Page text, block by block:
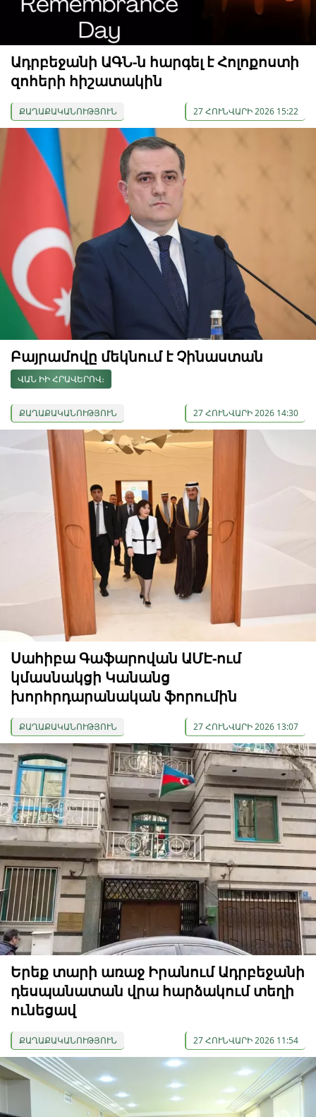
Ադրբեջանի ԱԳՆ-ն հարգել է Հոլոքոստի
զոհերի հիշատակին
ՔԱՂԱՔԱԿԱՆՈՒԹՅՈՒՆ 27 ՀՈՒՆՎԱՐԻ 2026 15:22
Բայրամովը մեկնում է Չինաստան
ՎԱՆ ԻԻ ՀՐԱՎԵՐՈՎ։
ՔԱՂԱՔԱԿԱՆՈՒԹՅՈՒՆ 27 ՀՈՒՆՎԱՐԻ 2026 14:30
Սահիբա Գաֆարովան ԱՄԷ-ում
կմասնակցի Կանանց
խորհրդարանական ֆորումին
ՔԱՂԱՔԱԿԱՆՈՒԹՅՈՒՆ 27 ՀՈՒՆՎԱՐԻ 2026 13:07
Երեք տարի առաջ Իրանում Ադրբեջանի
դեսպանատան վրա հարձակում տեղի
ունեցավ
ՔԱՂԱՔԱԿԱՆՈՒԹՅՈՒՆ 27 ՀՈՒՆՎԱՐԻ 2026 11:54